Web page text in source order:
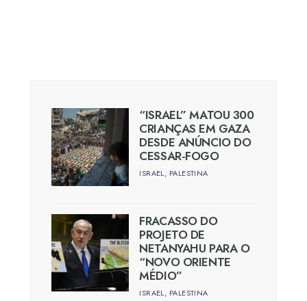
“ISRAEL” MATOU 300
CRIANÇAS EM GAZA
DESDE ANÚNCIO DO
CESSAR-FOGO
ISRAEL, PALESTINA
FRACASSO DO
PROJETO DE
NETANYAHU PARA O
“NOVO ORIENTE
MÉDIO”
ISRAEL, PALESTINA